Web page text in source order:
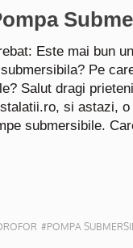
Este mai bun
Pe
Salut dragi
si astazi,
submersibile.
#POMPA